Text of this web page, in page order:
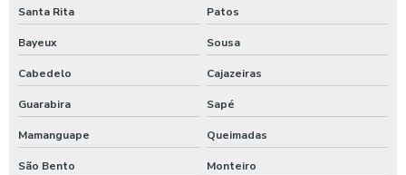
Santa Rita Patos
Bayeux Sousa
Cabedelo Cajazeiras
Guarabira Sapé
Mamanguape Queimadas
São Bento Monteiro